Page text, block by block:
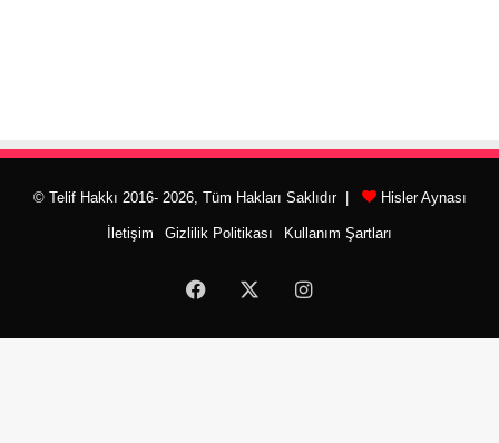
© Telif Hakkı 2016- 2026, Tüm Hakları Saklıdır | Hisler Aynası
İletişim Gizlilik Politikası Kullanım Şartları
Facebook Instagram